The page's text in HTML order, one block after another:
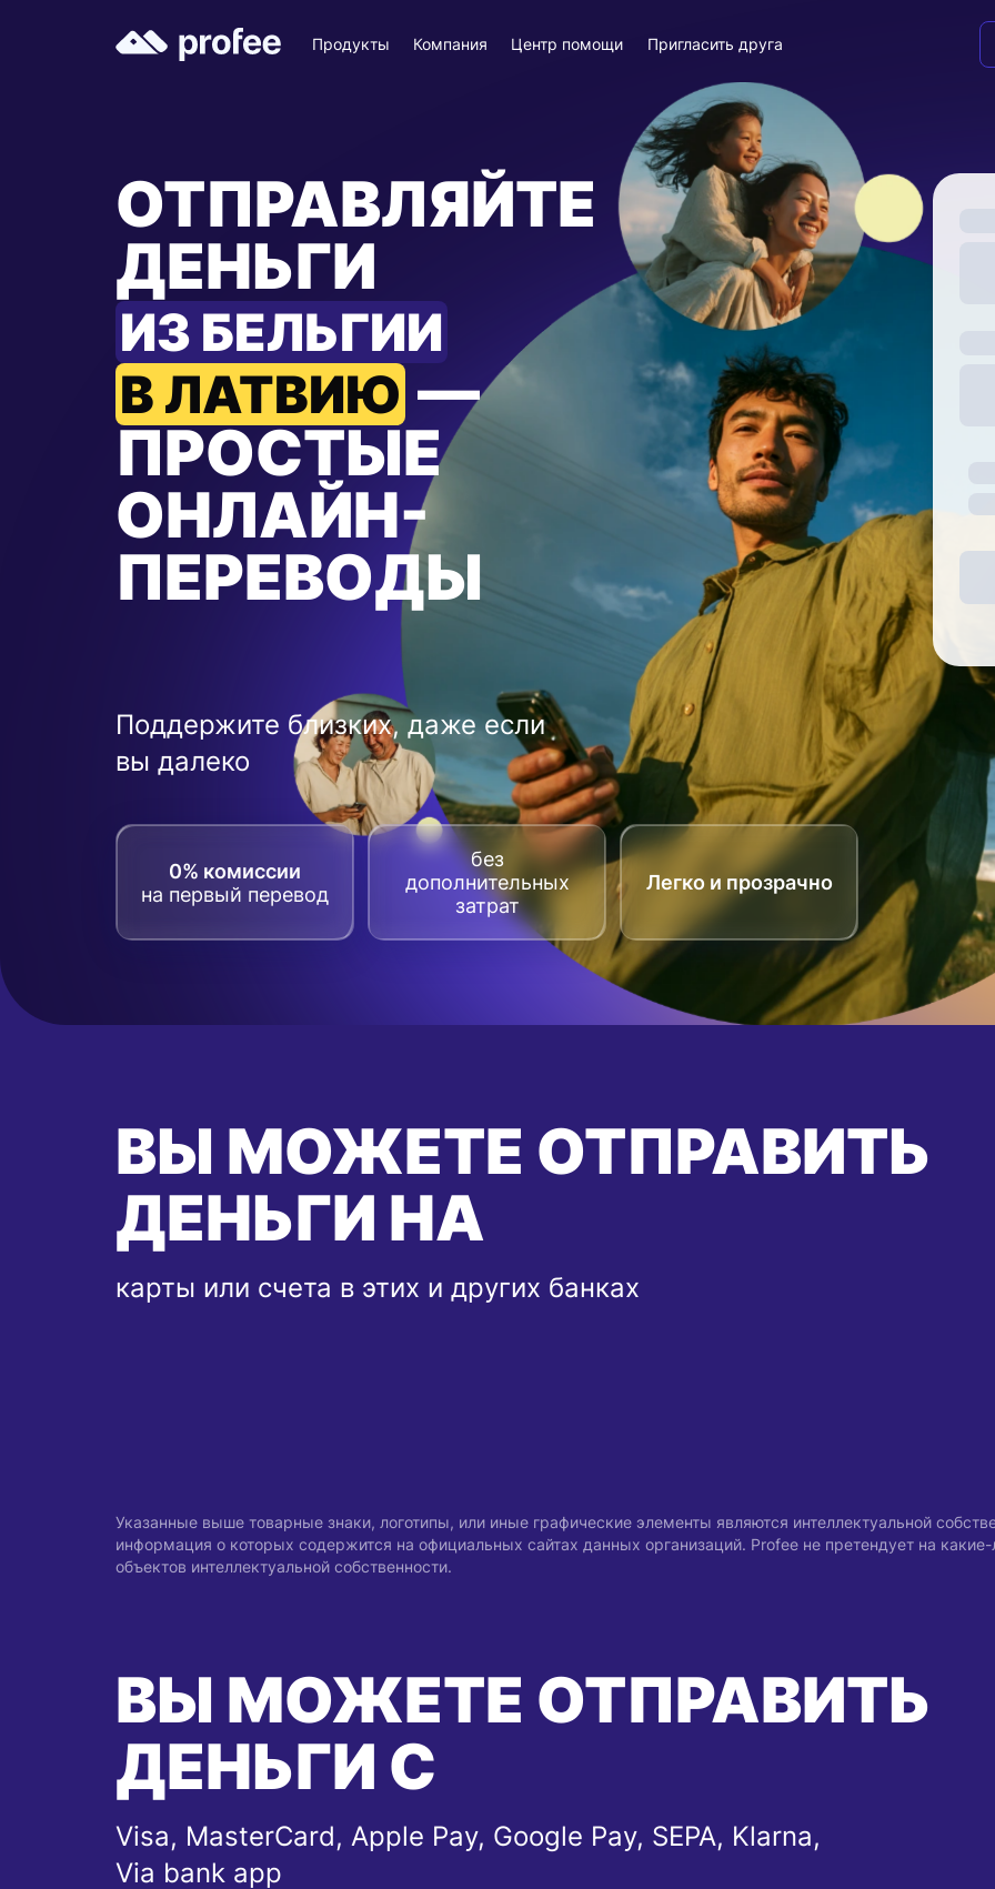
Продукты Компания Центр помощи Пригласить друга
ОТПРАВЛЯЙТЕ
ДЕНЬГИ
ИЗ БЕЛЬГИИ
В ЛАТВИЮ —
ПРОСТЫЕ
ОНЛАЙН-
ПЕРЕВОДЫ
Поддержите близких, даже если
вы далеко
0% комиссии
на первый перевод
без
дополнительных
затрат
Легко и прозрачно
ВЫ МОЖЕТЕ ОТПРАВИТЬ
ДЕНЬГИ НА
карты или счета в этих и других банках
Указанные выше товарные знаки, логотипы, или иные графические элементы являются интеллектуальной
информация о которых содержится на официальных сайтах данных организаций. Profee не претендует на
объектов интеллектуальной собственности.
ВЫ МОЖЕТЕ ОТПРАВИТЬ
ДЕНЬГИ С
Visa, MasterCard, Apple Pay, Google Pay, SEPA, Klarna,
Via bank app